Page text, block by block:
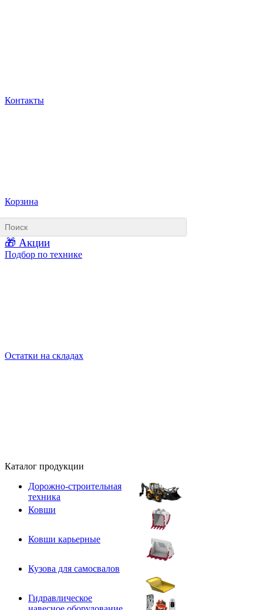
Контакты
Корзина
🎁 Акции
Подбор по технике
Остатки на складах
Каталог продукции
Дорожно-строительная
техника
Ковши
Ковши карьерные
Кузова для самосвалов
Гидравлическое